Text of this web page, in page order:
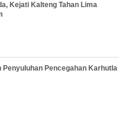
Kejati Kalteng Tahan Lima
Penyuluhan Pencegahan Karhutla